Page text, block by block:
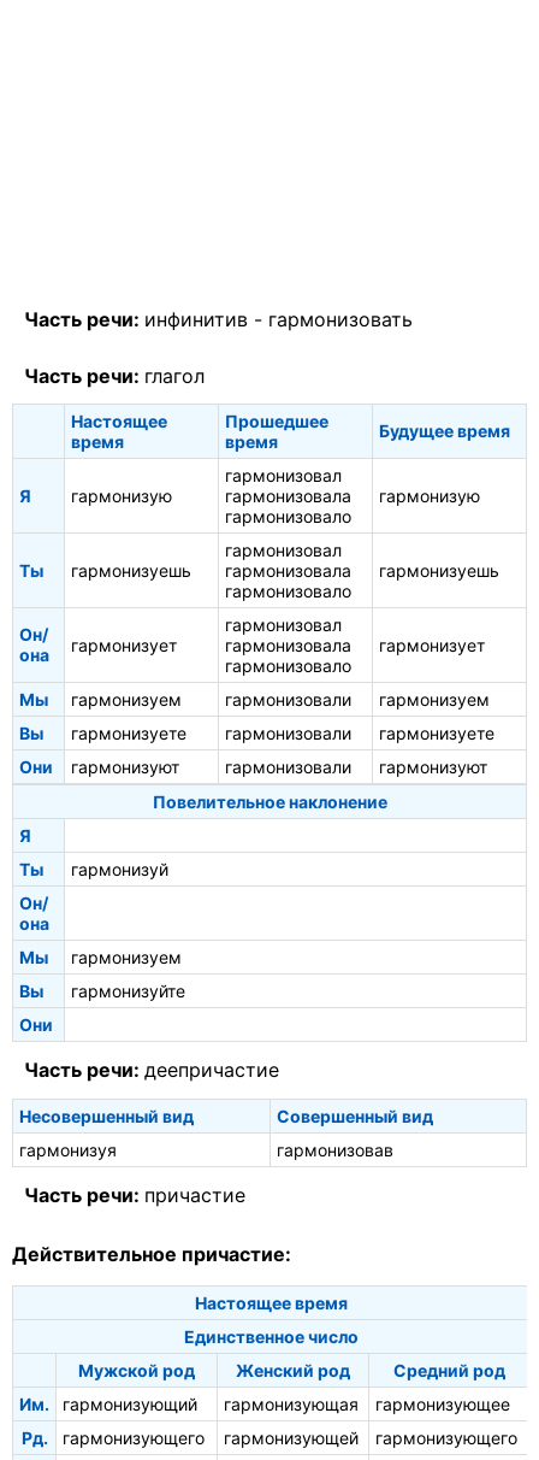
Часть речи: инфинитив - гармонизовать
Часть речи: глагол
Настоящее
время
Прошедшее
время
Будущее время
Я гармонизую
гармонизовал
гармонизовала
гармонизовало
гармонизую
Ты гармонизуешь
гармонизовал
гармонизовала
гармонизовало
гармонизуешь
Он/
она
гармонизует
гармонизовал
гармонизовала
гармонизовало
гармонизует
Мы гармонизуем гармонизовали
гармонизуем
Вы
гармонизуете гармонизовали
гармонизуете
Они
гармонизуют гармонизовали
гармонизуют
Повелительное наклонение
Я
Ты
гармонизуй
Он/
она
Мы
гармонизуем
Вы
гармонизуйте
Они
Часть речи: деепричастие
Несовершенный вид
Совершенный вид
гармонизуя
гармонизовав
Часть речи: причастие
Действительное причастие:
Настоящее время
Единственное число
Мужской род
Женский род
Средний род
Им.
гармонизующий гармонизующая
гармонизующее
Рд.
гармонизующего гармонизующей
гармонизующего